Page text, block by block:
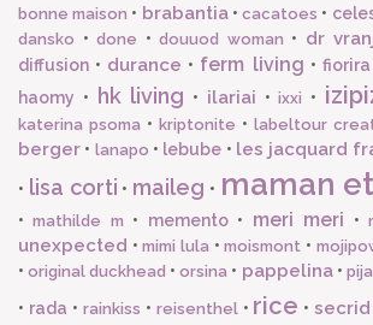
bonne maison • brabantia•cacatoes •
dansko • done • douuod woman • dr
diffusion • durance • ferm living •
haomy • hk living • ilariai •ixxi •
katerina psoma • kriptonite • labeltour
berger • lanapo • lebube • les jacquard
• lisa corti • maileg • maman
•mathilde m • memento• meri meri •
unexpected •mimi lula •moismont •
•original duckhead •orsina • pappelina•
• rada • rainkiss • reisenthel• rice •secrid